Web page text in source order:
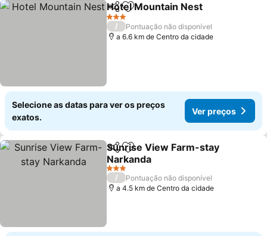
PartilharAdicionar aos favoritos
Hotel Mountain Nest
3 Estrelas
/
Pontuação não disponível
a 6.6 km de Centro da cidade
Selecione as datas para ver os preços
exatos.
Ver preços
PartilharAdicionar aos favoritos
Sunrise View Farm-stay
Narkanda
3 Estrelas
/
Pontuação não disponível
a 4.5 km de Centro da cidade